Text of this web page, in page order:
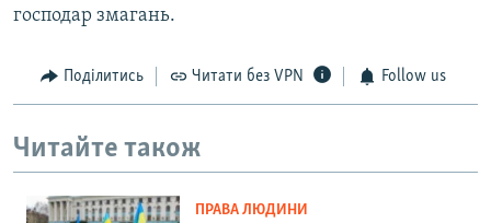
господар змагань.
Поділитись Читати без VPN Follow us
Читайте також
ПРАВА ЛЮДИНИ